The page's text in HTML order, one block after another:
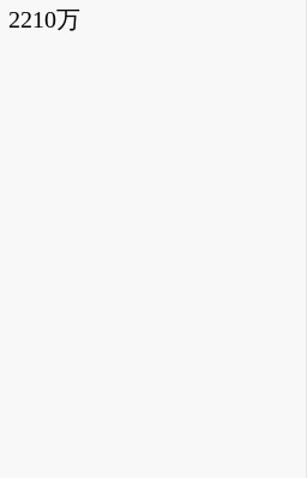
2210万